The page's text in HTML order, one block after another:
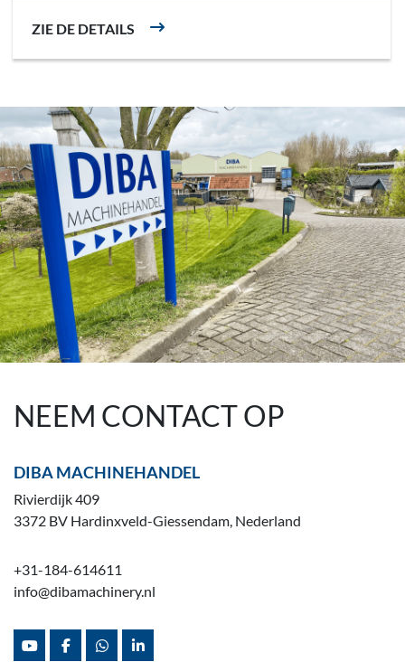
ZIE DE DETAILS
NEEM CONTACT OP
DIBA MACHINEHANDEL
Rivierdijk 409
3372 BV Hardinxveld-Giessendam, Nederland
+31-184-614611
info@dibamachinery.nl
youtubefacebookwhatsapplinkedin